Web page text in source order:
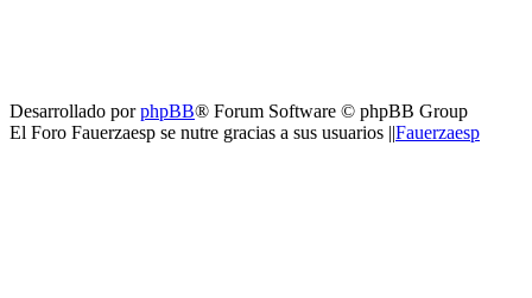
Desarrollado porphpBB® Forum Software © phpBB Group
El Foro Fauerzaesp se nutre gracias a sus usuarios ||Fauerzaesp